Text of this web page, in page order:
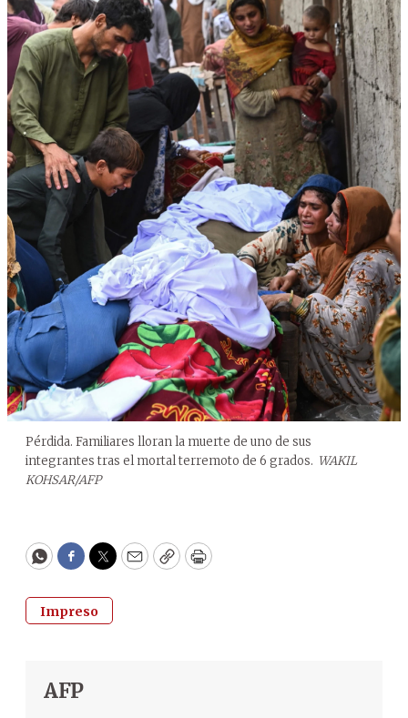
Pérdida. Familiares lloran la muerte de uno de sus
integrantes tras el mortal terremoto de 6 grados. WAKIL
KOHSAR/AFP
WhatsApp
Facebook
Twitter
EmailCopyPrint
Impreso
AFP